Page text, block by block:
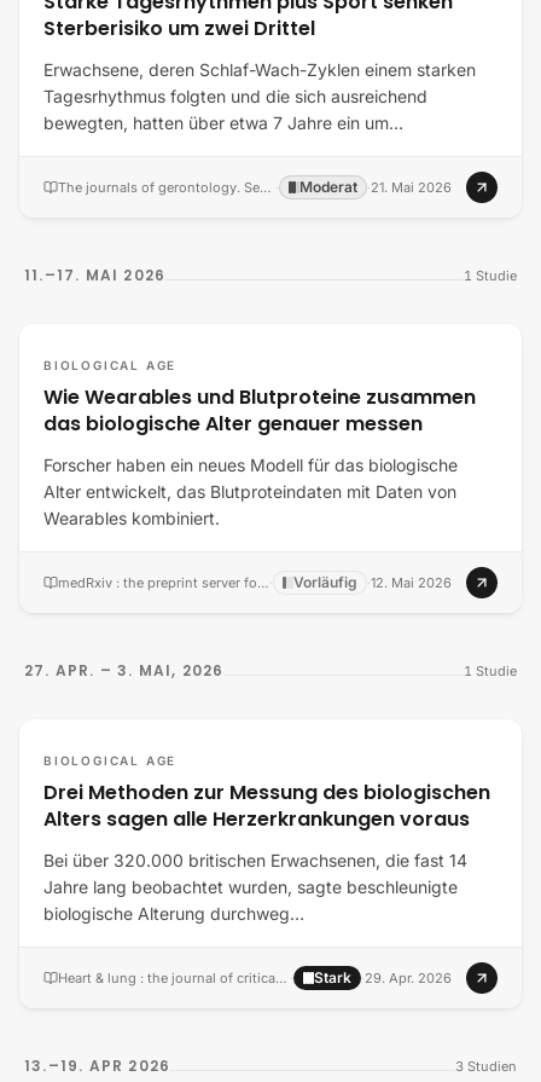
Sterberisiko um zwei Drittel
Erwachsene, deren Schlaf-Wach-Zyklen einem starken
Tagesrhythmus folgten und die sich ausreichend
bewegten, hatten über etwa 7 Jahre ein um…
The journals of gerontology. Series A, Biological sciences and medical sciences · Moderat ·21. Mai 2026
11.–17. MAI 2026 1 Studie
BIOLOGICAL AGE
Wie Wearables und Blutproteine zusammen
das biologische Alter genauer messen
Forscher haben ein neues Modell für das biologische
Alter entwickelt, das Blutproteindaten mit Daten von
Wearables kombiniert.
medRxiv : the preprint server for health sciences· Vorläufig ·12. Mai 2026
27. APR. – 3. MAI, 2026 1 Studie
BIOLOGICAL AGE
Drei Methoden zur Messung des biologischen
Alters sagen alle Herzerkrankungen voraus
Bei über 320.000 britischen Erwachsenen, die fast 14
Jahre lang beobachtet wurden, sagte beschleunigte
biologische Alterung durchweg…
Heart & lung : the journal of critical care · Stark ·29. Apr. 2026
13.–19. APR 2026 3 Studien